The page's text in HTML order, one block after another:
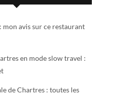
mon avis sur ce restaurant
en mode slow travel :
de Chartres : toutes les